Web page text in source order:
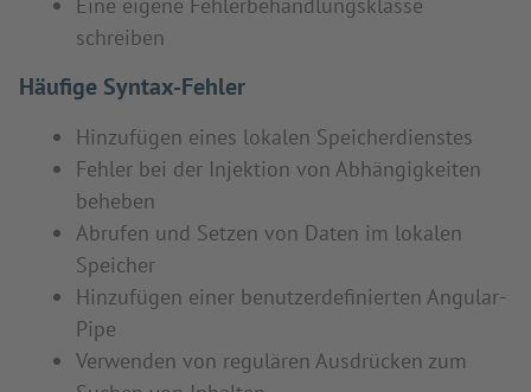
schreiben
Häufige Syntax-Fehler
Hinzufügen eines lokalen Speicherdienstes
Fehler bei der Injektion von Abhängigkeiten
beheben
Abrufen und Setzen von Daten im lokalen
Speicher
Hinzufügen einer benutzerdefinierten Angular-
Pipe
Verwenden von regulären Ausdrücken zum